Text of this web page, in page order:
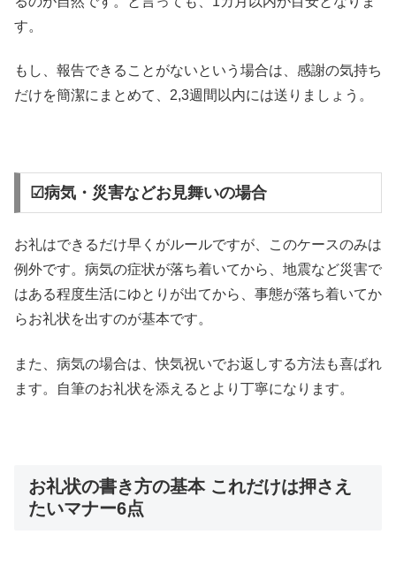
す。
もし、報告できることがないという場合は、感謝の気持ち
だけを簡潔にまとめて、2,3週間以内には送りましょう。
☑病気・災害などお見舞いの場合
お礼はできるだけ早くがルールですが、このケースのみは
例外です。病気の症状が落ち着いてから、地震など災害で
はある程度生活にゆとりが出てから、事態が落ち着いてか
らお礼状を出すのが基本です。
また、病気の場合は、快気祝いでお返しする方法も喜ばれ
ます。自筆のお礼状を添えるとより丁寧になります。
お礼状の書き方の基本 これだけは押さえ
たいマナー6点